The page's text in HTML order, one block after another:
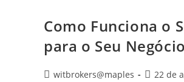
Como Funciona o
para o Seu Negócio
witbrokers@maples
22 de